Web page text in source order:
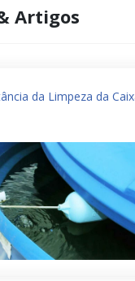
Artigos
da Limpeza da